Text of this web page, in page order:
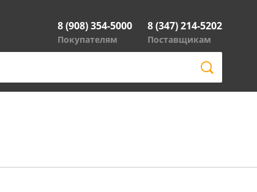
8 (908) 354-5000
Покупателям
8 (347) 214-5202
Поставщикам